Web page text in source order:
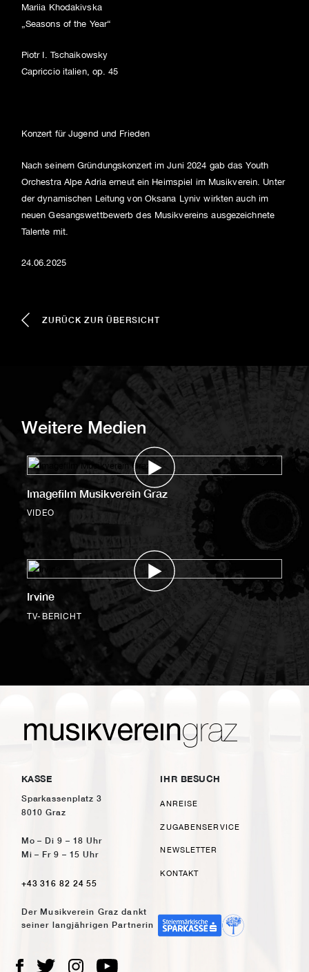
Mariia Khodakivska
„Seasons of the Year“
Piotr I. Tschaikowsky
Capriccio italien, op. 45
Konzert für Jugend und Frieden
Nach seinem Gründungskonzert im Juni 2024 gab das Youth
Orchestra Alpe Adria erneut ein Heimspiel im Musikverein. Unter
der dynamischen Leitung von Oksana Lyniv wirkten auch im
neuen Gesangswettbewerb des Musikvereins ausgezeichnete
Talente mit.
24.06.2025
ZURÜCK ZUR ÜBERSICHT
Weitere Medien
Imagefilm Musikverein Graz
VIDEO
Irvine
TV-BERICHT
KASSE
Sparkassenplatz 3
8010 Graz
Mo – Di 9 – 18 Uhr
Mi – Fr 9 – 15 Uhr
+43 316 82 24 55
IHR BESUCH
ANREISE
ZUGABENSERVICE
NEWSLETTER
KONTAKT
Der Musikverein Graz dankt
seiner langjährigen Partnerin